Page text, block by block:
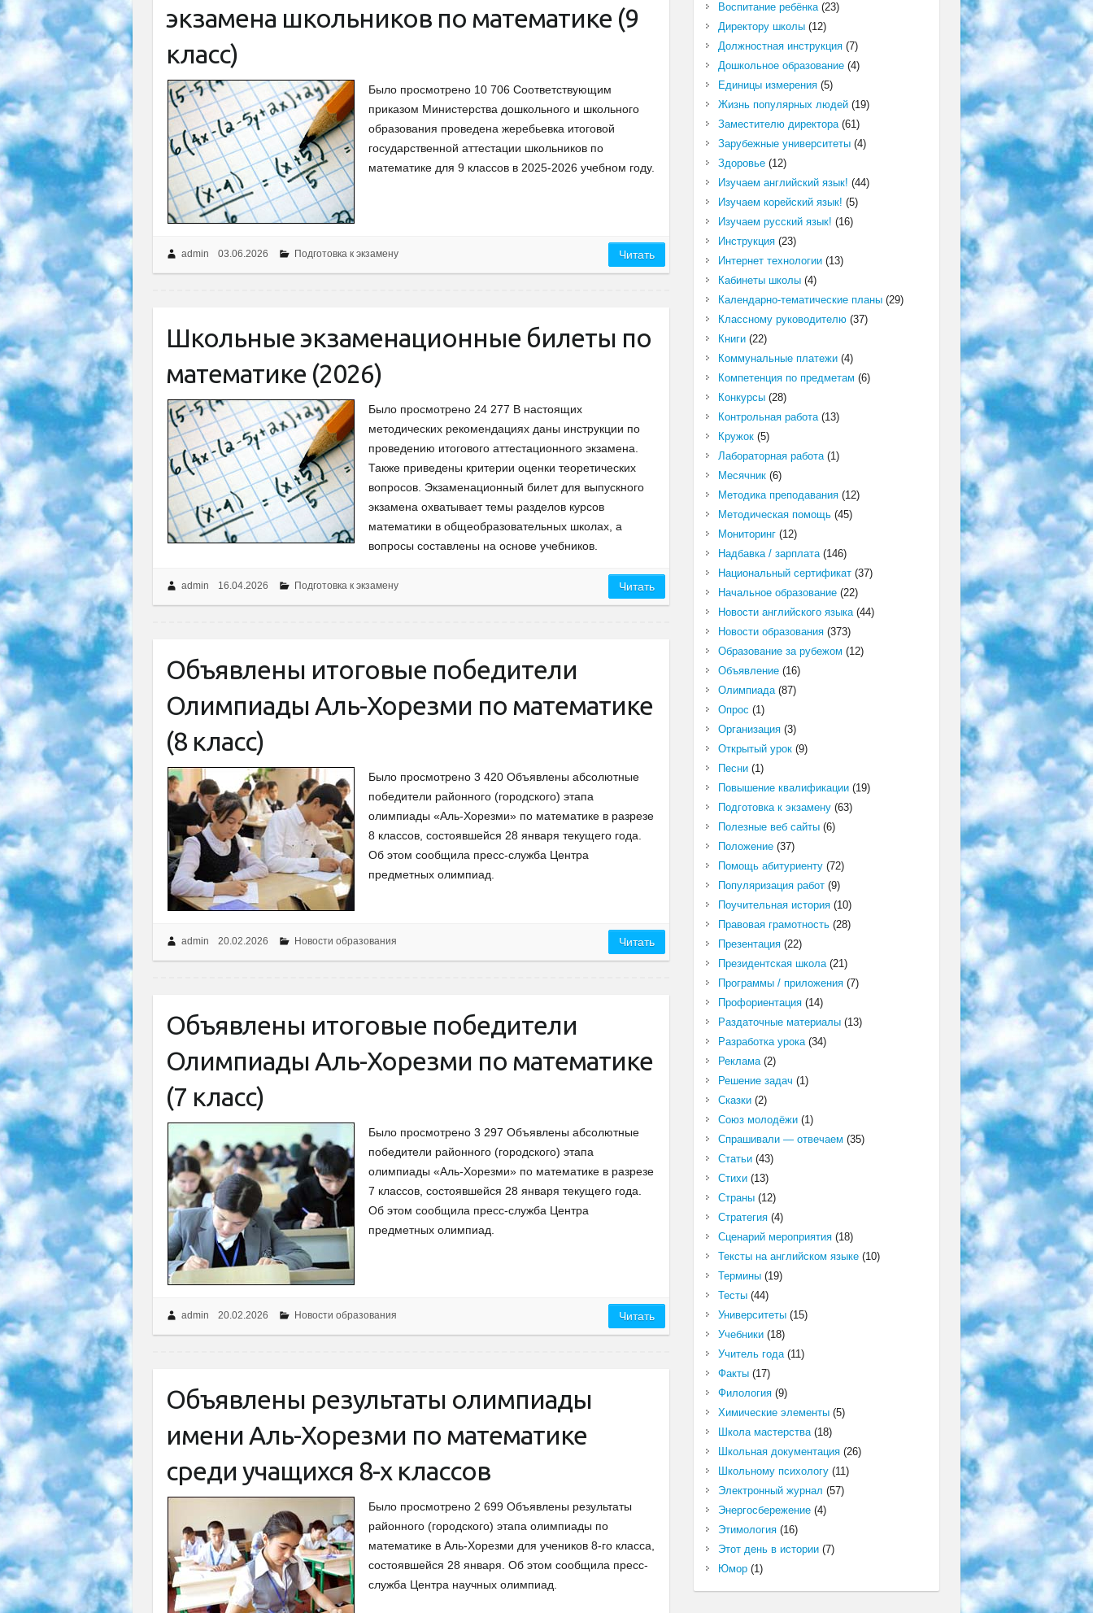
экзамена школьников по математике (9
класс)
Было просмотрено 10 706 Соответствующим
приказом Министерства дошкольного и школьного
образования проведена жеребьевка итоговой
государственной аттестации школьников по
математике для 9 классов в 2025-2026 учебном году.
admin 03.06.2026 Подготовка к экзамену Читать
Школьные экзаменационные билеты по
математике (2026)
Было просмотрено 24 277 В настоящих
методических рекомендациях даны инструкции по
проведению итогового аттестационного экзамена.
Также приведены критерии оценки теоретических
вопросов. Экзаменационный билет для выпускного
экзамена охватывает темы разделов курсов
математики в общеобразовательных школах, а
вопросы составлены на основе учебников.
admin 16.04.2026 Подготовка к экзамену Читать
Объявлены итоговые победители
Олимпиады Аль-Хорезми по математике
(8 класс)
Было просмотрено 3 420 Объявлены абсолютные
победители районного (городского) этапа
олимпиады «Аль-Хорезми» по математике в разрезе
8 классов, состоявшейся 28 января текущего года.
Об этом сообщила пресс-служба Центра
предметных олимпиад.
admin 20.02.2026 Новости образования Читать
Объявлены итоговые победители
Олимпиады Аль-Хорезми по математике
(7 класс)
Было просмотрено 3 297 Объявлены абсолютные
победители районного (городского) этапа
олимпиады «Аль-Хорезми» по математике в разрезе
7 классов, состоявшейся 28 января текущего года.
Об этом сообщила пресс-служба Центра
предметных олимпиад.
admin 20.02.2026 Новости образования Читать
Объявлены результаты олимпиады
имени Аль-Хорезми по математике
среди учащихся 8-х классов
Было просмотрено 2 699 Объявлены результаты
районного (городского) этапа олимпиады по
математике в Аль-Хорезми для учеников 8-го класса,
состоявшейся 28 января. Об этом сообщила пресс-
служба Центра научных олимпиад.
Воспитание ребёнка(23)
Директору школы(12)
Должностная инструкция(7)
Дошкольное образование(4)
Единицы измерения(5)
Жизнь популярных людей(19)
Заместителю директора(61)
Зарубежные университеты(4)
Здоровье(12)
Изучаем английский язык! (44)
Изучаем корейский язык! (5)
Изучаем русский язык! (16)
Инструкция(23)
Интернет технологии(13)
Кабинеты школы(4)
Календарно-тематические планы(29)
Классному руководителю(37)
Книги(22)
Коммунальные платежи(4)
Компетенция по предметам (6)
Конкурсы(28)
Контрольная работа(13)
Кружок(5)
Лабораторная работа(1)
Месячник(6)
Методика преподавания(12)
Методическая помощь(45)
Мониторинг(12)
Надбавка / зарплата(146)
Национальный сертификат(37)
Начальное образование(22)
Новости английского языка(44)
Новости образования(373)
Образование за рубежом (12)
Объявление(16)
Олимпиада(87)
Опрос (1)
Организация(3)
Открытый урок(9)
Песни(1)
Повышение квалификации(19)
Подготовка к экзамену(63)
Полезные веб сайты(6)
Положение(37)
Помощь абитуриенту(72)
Популяризация работ(9)
Поучительная история(10)
Правовая грамотность(28)
Презентация(22)
Президентская школа(21)
Программы / приложения(7)
Профориентация(14)
Раздаточные материалы(13)
Разработка урока(34)
Реклама(2)
Решение задач (1)
Сказки(2)
Союз молодёжи(1)
Спрашивали — отвечаем (35)
Статьи(43)
Стихи(13)
Страны(12)
Стратегия(4)
Сценарий мероприятия(18)
Тексты на английском языке(10)
Термины(19)
Тесты(44)
Университеты(15)
Учебники(18)
Учитель года(11)
Факты(17)
Филология(9)
Химические элементы(5)
Школа мастерства(18)
Школьная документация(26)
Школьному психологу(11)
Электронный журнал (57)
Энергосбережение(4)
Этимология(16)
Этот день в истории(7)
Юмор(1)